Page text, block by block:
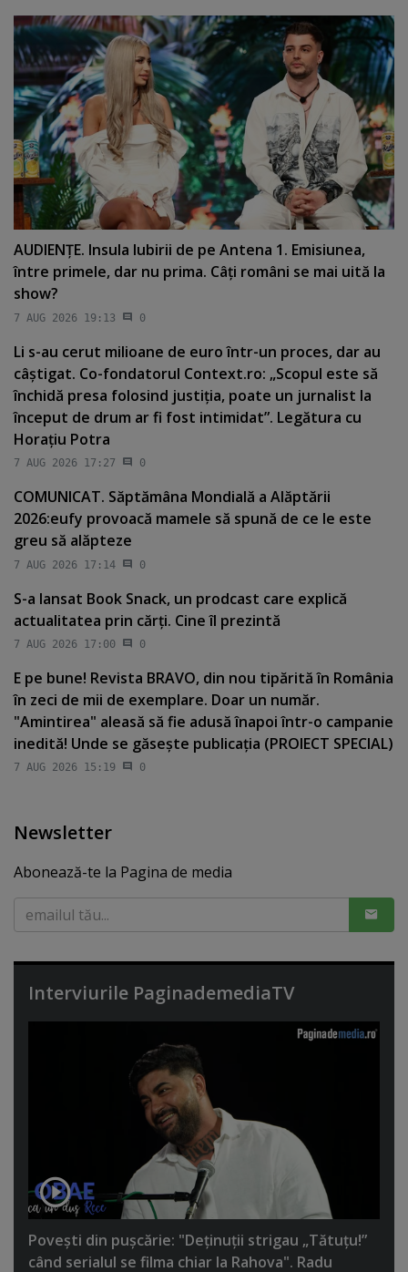
AUDIENŢE. Insula Iubirii de pe Antena 1. Emisiunea,
între primele, dar nu prima. Câţi români se mai uită la
show?
7 AUG 2026 19:13 0
Li s-au cerut milioane de euro într-un proces, dar au
câştigat. Co-fondatorul Context.ro: „Scopul este să
închidă presa folosind justiţia, poate un jurnalist la
început de drum ar fi fost intimidat”. Legătura cu
Horaţiu Potra
7 AUG 2026 17:27 0
COMUNICAT. Săptămâna Mondială a Alăptării
2026:eufy provoacă mamele să spună de ce le este
greu să alăpteze
7 AUG 2026 17:14 0
S-a lansat Book Snack, un prodcast care explică
actualitatea prin cărţi. Cine îl prezintă
7 AUG 2026 17:00 0
E pe bune! Revista BRAVO, din nou tipărită în România
în zeci de mii de exemplare. Doar un număr.
"Amintirea" aleasă să fie adusă înapoi într-o campanie
inedită! Unde se găseşte publicaţia (PROIECT SPECIAL)
7 AUG 2026 15:19 0
Newsletter
Abonează-te la Pagina de media
Interviurile PaginademediaTV
Poveşti din puşcărie: "Deţinuţii strigau „Tătuţu!”
când serialul se filma chiar la Rahova". Radu